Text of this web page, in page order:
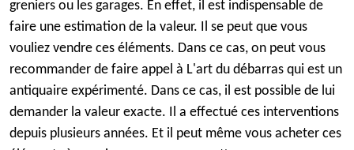
greniers ou les garages. En effet, il est indispensable de
faire une estimation de la valeur. Il se peut que vous
vouliez vendre ces éléments. Dans ce cas, on peut vous
recommander de faire appel à L'art du débarras qui est un
antiquaire expérimenté. Dans ce cas, il est possible de lui
demander la valeur exacte. Il a effectué ces interventions
depuis plusieurs années. Et il peut même vous acheter ces